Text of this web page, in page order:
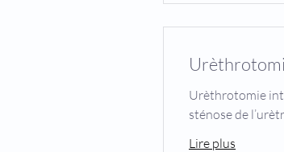
Urèthrotomie
sténose de
Lire plus